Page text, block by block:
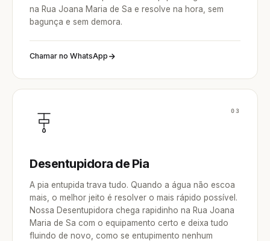
na Rua Joana Maria de Sa e resolve na hora, sem
bagunça e sem demora.
Chamar no WhatsApp
03
Desentupidora de Pia
A pia entupida trava tudo. Quando a água não escoa
mais, o melhor jeito é resolver o mais rápido possível.
Nossa Desentupidora chega rapidinho na Rua Joana
Maria de Sa com o equipamento certo e deixa tudo
fluindo de novo, como se entupimento nenhum